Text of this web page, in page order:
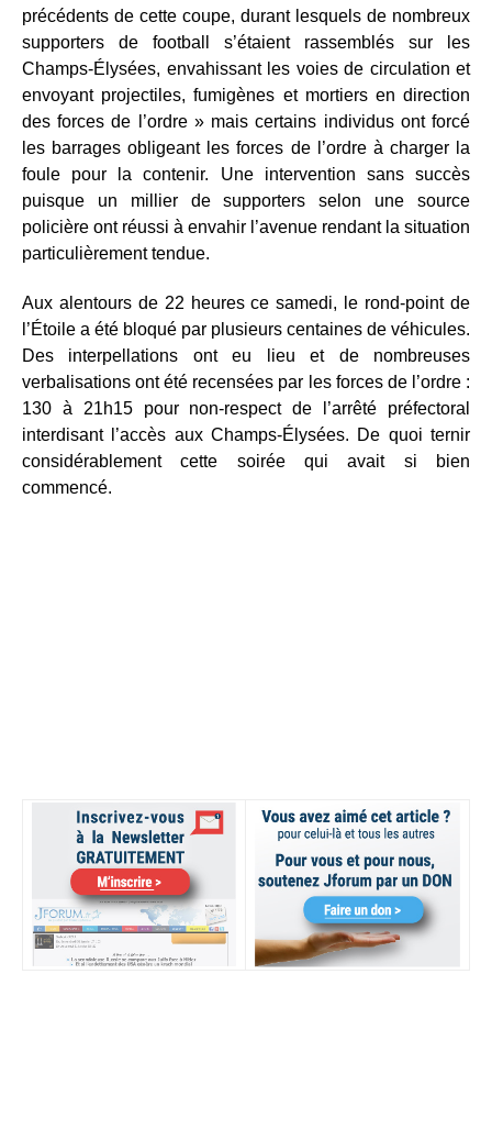
précédents de cette coupe, durant lesquels de nombreux
supporters de football s’étaient rassemblés sur les
Champs-Élysées, envahissant les voies de circulation et
envoyant projectiles, fumigènes et mortiers en direction
des forces de l’ordre » mais certains individus ont forcé
les barrages obligeant les forces de l’ordre à charger la
foule pour la contenir. Une intervention sans succès
puisque un millier de supporters selon une source
policière ont réussi à envahir l’avenue rendant la situation
particulièrement tendue.
Aux alentours de 22 heures ce samedi, le rond-point de
l’Étoile a été bloqué par plusieurs centaines de véhicules.
Des interpellations ont eu lieu et de nombreuses
verbalisations ont été recensées par les forces de l’ordre :
130 à 21h15 pour non-respect de l’arrêté préfectoral
interdisant l’accès aux Champs-Élysées. De quoi ternir
considérablement cette soirée qui avait si bien
commencé.